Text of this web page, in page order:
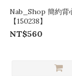
Nab_Shop 簡約背
【150238】
NT$560